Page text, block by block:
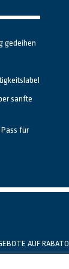
gedeihen
sanfte
für
AUF RABATO